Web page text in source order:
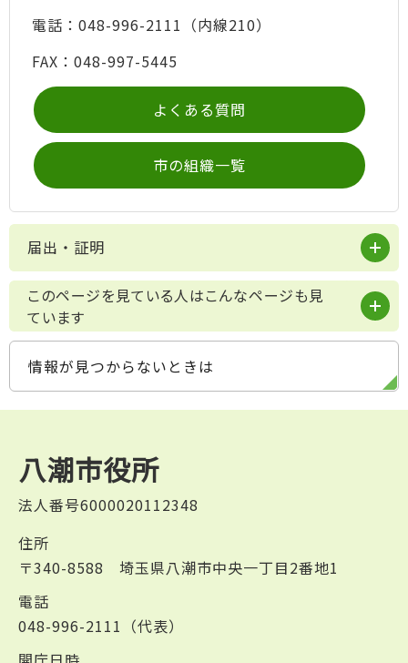
電話：048-996-2111（内線210）
FAX：048-997-5445
よくある質問
市の組織一覧
届出・証明
このページを見ている人はこんなページも見
ています
情報が見つからないときは
八潮市役所
法人番号6000020112348
住所
〒340-8588 埼玉県八潮市中央一丁目2番地1
電話
048-996-2111（代表）